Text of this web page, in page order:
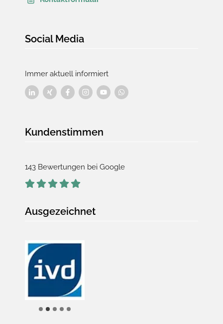
Social Media
Immer aktuell informiert
Kundenstimmen
143 Bewertungen bei Google
Ausgezeichnet